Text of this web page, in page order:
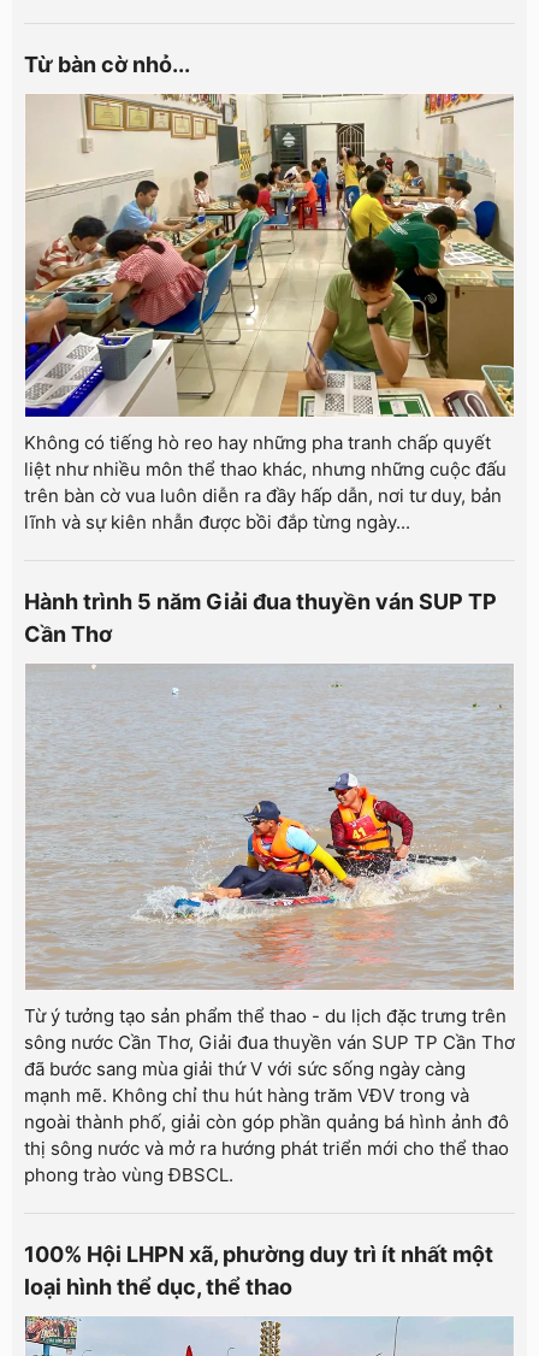
Từ bàn cờ nhỏ...
Không có tiếng hò reo hay những pha tranh chấp quyết
liệt như nhiều môn thể thao khác, nhưng những cuộc đấu
trên bàn cờ vua luôn diễn ra đầy hấp dẫn, nơi tư duy, bản
lĩnh và sự kiên nhẫn được bồi đắp từng ngày...
Hành trình 5 năm Giải đua thuyền ván SUP TP
Cần Thơ
Từ ý tưởng tạo sản phẩm thể thao - du lịch đặc trưng trên
sông nước Cần Thơ, Giải đua thuyền ván SUP TP Cần Thơ
đã bước sang mùa giải thứ V với sức sống ngày càng
mạnh mẽ. Không chỉ thu hút hàng trăm VĐV trong và
ngoài thành phố, giải còn góp phần quảng bá hình ảnh đô
thị sông nước và mở ra hướng phát triển mới cho thể thao
phong trào vùng ĐBSCL.
100% Hội LHPN xã, phường duy trì ít nhất một
loại hình thể dục, thể thao